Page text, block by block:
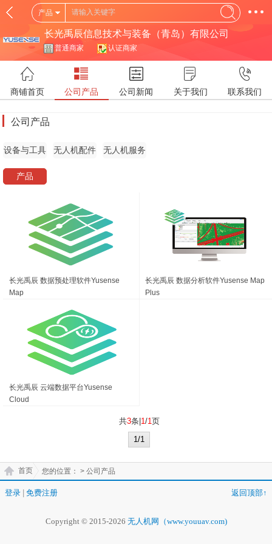
产品
长光禹辰信息技术与装备（青岛）有限公司
普通商家 认证商家
商铺首页 公司产品 公司新闻 关于我们 联系我们
公司产品
设备与工具 无人机配件 无人机服务
产品
长光禹辰 数据预处理软件Yusense
Map
长光禹辰 数据分析软件Yusense Map
Plus
长光禹辰 云端数据平台Yusense
Cloud
共3条| 1/1页
1/1
您的位置：
首页 > 公司产品
登录 免费注册 返回顶部↑
Copyright © 2015-2026 无人机网（www.youuav.com)